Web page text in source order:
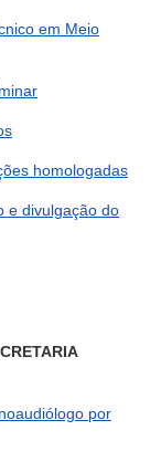
em Meio
homologadas
e divulgação do
por